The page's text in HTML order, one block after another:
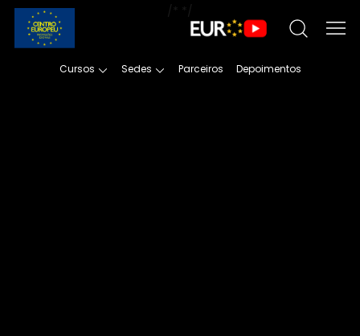
Cursos Sedes Parceiros Depoimentos
/* */